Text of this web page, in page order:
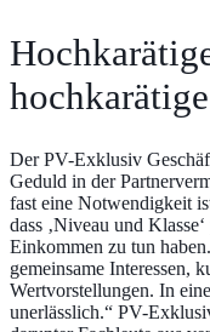
Der PV-Exklusiv
Geduld in der
fast eine Notwendigkeit
dass ‚Niveau und
Einkommen zu tun
gemeinsame Interessen,
Wertvorstellungen. In
unerlässlich.“ PV-